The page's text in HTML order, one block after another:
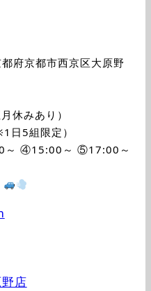
府京都市西京区大原野
休みあり）
5組限定）
④15:00～ ⑤17:00～
店